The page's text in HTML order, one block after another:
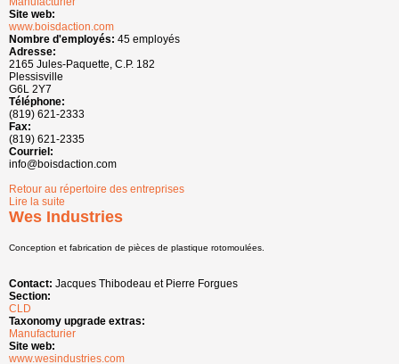
Site web:
www.boisdaction.com
Nombre d'employés: 45 employés
Adresse:
2165 Jules-Paquette, C.P. 182
Plessisville
G6L 2Y7
Téléphone:
(819) 621-2333
Fax:
(819) 621-2335
Courriel:
info@boisdaction.com
Retour au répertoire des entreprises
Lire la suite
Wes Industries
Conception et fabrication de pièces de plastique rotomoulées.
Contact: Jacques Thibodeau et Pierre Forgues
Section:
CLD
Taxonomy upgrade extras:
Manufacturier
Site web:
www.wesindustries.com